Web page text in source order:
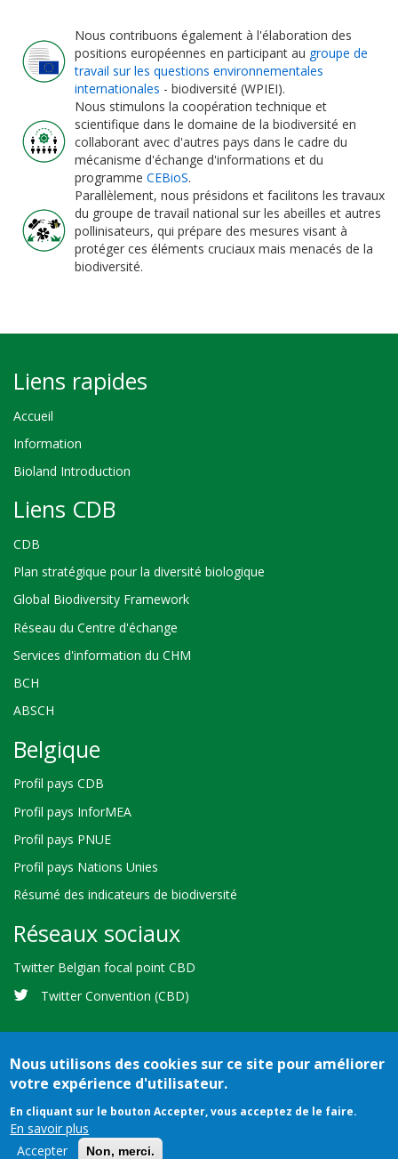
Nous contribuons également à l'élaboration des
positions européennes en participant au groupe de
travail sur les questions environnementales
internationales - biodiversité (WPIEI).
Nous stimulons la coopération technique et
scientifique dans le domaine de la biodiversité en
collaborant avec d'autres pays dans le cadre du
mécanisme d'échange d'informations et du
programme CEBioS.
Parallèlement, nous présidons et facilitons les travaux
du groupe de travail national sur les abeilles et autres
pollinisateurs, qui prépare des mesures visant à
protéger ces éléments cruciaux mais menacés de la
biodiversité.
Liens rapides
Accueil
Information
Bioland Introduction
Liens CDB
CDB
Plan stratégique pour la diversité biologique
Global Biodiversity Framework
Réseau du Centre d'échange
Services d'information du CHM
BCH
ABSCH
Belgique
Profil pays CDB
Profil pays InforMEA
Profil pays PNUE
Profil pays Nations Unies
Résumé des indicateurs de biodiversité
Réseaux sociaux
Twitter Belgian focal point CBD
Twitter Convention (CBD)
Bioland
Crédits Conditions d'utilisation © 2026 Secretariat of the
Nous utilisons des cookies sur ce site pour améliorer
votre expérience d'utilisateur.
En cliquant sur le bouton Accepter, vous acceptez de le faire.
En savoir plus
Accepter
Non, merci.